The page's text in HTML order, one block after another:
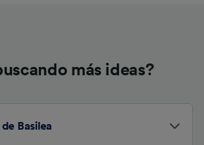
más ideas?
Basilea